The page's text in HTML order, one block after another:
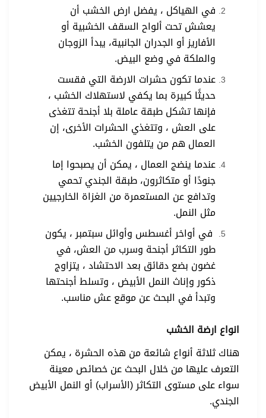
في الهياكل ، يفضل ارض الخشب أن
يعشش تحت ألواح السقف الخشبية أو
الأفاريز أو الجدران الجانبية، يبدأ الزوجان
والملكة في وضع البيض.
عندما تكون حشرات الارضة التي فقست
حديثًا كبيرة بما يكفي لاستهلاك الخشب ،
فإنها تشكل طبقة عاملة بلا أجنحة تتغذى
على العش ، وتتغذي الحشرات الأخرى، إن
العمال هم من يتلفون الخشب.
عندما ينضج العمال ، يمكن أن يصبحوا إما
جنودًا أو متكاثرون، طبقة الجندي تحمي
وتدافع عن المستعمرة من الغزاة الخارجيين
مثل النمل.
في أواخر أغسطس وأوائل سبتمبر ، يكون
طور التكاثر أجنحة وسرب من العش، في
غضون بضع دقائق بعد الاحتشاد ، يتزاوج
ذكور وإناث النمل الأبيض ، وتسلط أجنحتها
وتبدأ في البحث عن موقع عش مناسب.
انواع ارضة الخشب
هناك ثلاثة أنواع شائعة من هذه الحشرة ، يمكن
التعرف عليها من خلال البحث عن خصائص معينة
سواء على مستوى التكاثر (الأسراب) أو النمل الأبيض
الجندي.